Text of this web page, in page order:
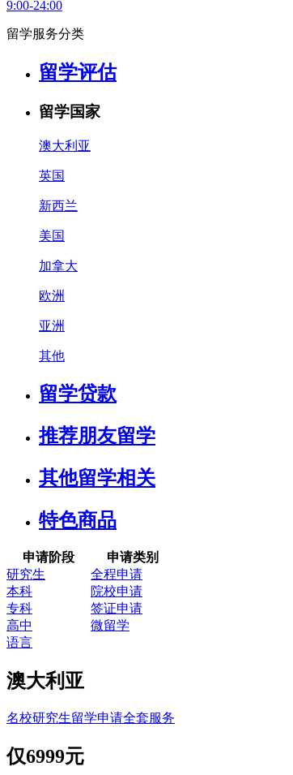
9:00-24:00
留学服务分类
留学评估
留学国家
澳大利亚
英国
新西兰
美国
加拿大
欧洲
亚洲
其他
留学贷款
推荐朋友留学
其他留学相关
特色商品
申请阶段
申请类别
研究生
全程申请
本科
院校申请
专科
签证申请
高中
微留学
语言
澳大利亚
名校研究生留学申请全套服务
仅6999元